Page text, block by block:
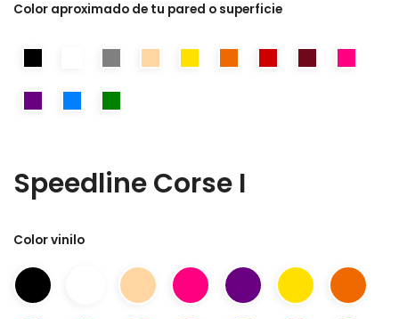
Color aproximado de tu pared o superficie
Speedline Corse I
Color vinilo